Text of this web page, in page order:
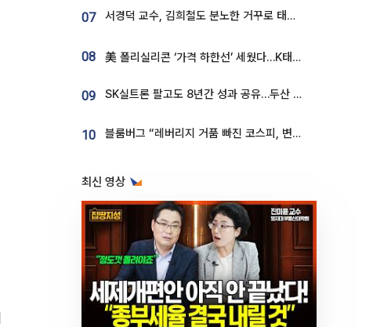
07 서경덕 교수, 김희철도 분노한 거꾸로 태극기⋯"엉터리는 아냐, 아쉬울 뿐"
08 美 폴리실리콘 ‘가격 하한선’ 세웠다…K태양광 수혜 기대
09 SK실트론 팔고도 8년간 성과 공유…두산 인수대금 2.3조가 끝 아냐
10 블룸버그 “레버리지 거품 빠진 코스피, 변동성 최악 국면 지났을 가능성”
최신 영상